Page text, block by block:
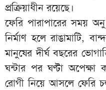
প্রক্রিয়াধীন রয়েছে।
‎ফেরি পারাপারের সময়
নির্মাণ হলে রাঙামাটি,
মানুষের দীর্ঘ বছরের
ঘন্টার পর ঘণ্টা
রোগী নিয়ে আসলে ফেরি